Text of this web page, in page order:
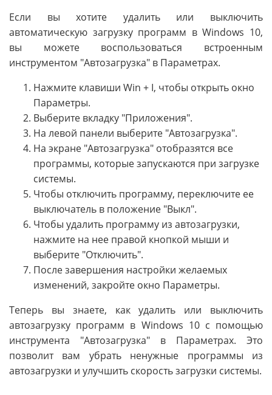
Если вы хотите удалить или выключить
автоматическую загрузку программ в Windows 10,
вы можете воспользоваться встроенным
инструментом "Автозагрузка" в Параметрах.
Нажмите клавиши Win + I, чтобы открыть окно
Параметры.
Выберите вкладку "Приложения".
На левой панели выберите "Автозагрузка".
На экране "Автозагрузка" отобразятся все
программы, которые запускаются при загрузке
системы.
Чтобы отключить программу, переключите ее
выключатель в положение "Выкл".
Чтобы удалить программу из автозагрузки,
нажмите на нее правой кнопкой мыши и
выберите "Отключить".
После завершения настройки желаемых
изменений, закройте окно Параметры.
Теперь вы знаете, как удалить или выключить
автозагрузку программ в Windows 10 с помощью
инструмента "Автозагрузка" в Параметрах. Это
позволит вам убрать ненужные программы из
автозагрузки и улучшить скорость загрузки системы.